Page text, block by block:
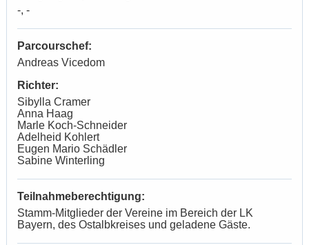
-, -
Parcourschef:
Andreas Vicedom
Richter:
Sibylla Cramer
Anna Haag
Marle Koch-Schneider
Adelheid Kohlert
Eugen Mario Schädler
Sabine Winterling
Teilnahmeberechtigung:
Stamm-Mitglieder der Vereine im Bereich der LK
Bayern, des Ostalbkreises und geladene Gäste.